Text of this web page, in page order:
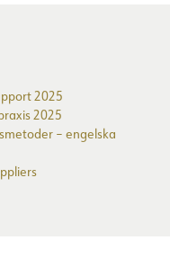
2025
2025
– engelska